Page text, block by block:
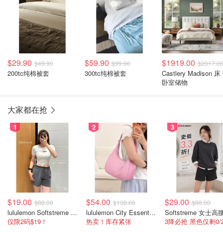
$29.90 $49.90
200tc纯棉被套
$59.90 $99.90
300tc纯棉被套
$1919.00 $2017.00
Castlery Madison 床
卧室储物
大家都在抢
1
$19.00 $88.00
lululemon Softstreme 女士高腰短裤 10cm
仅限2码$19！
2
$54.00 $108.00
lululemon City Essentials 肩背包 4L
热卖！库存紧张
3
$29.00 $88.00